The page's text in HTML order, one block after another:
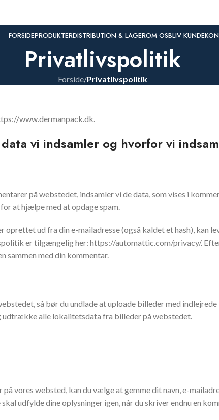
FORSIDEPRODUKTERDISTRIBUTION & LAGEROM OSBLIV KUNDE
Privatlivspolitik
Forside/Privatlivspolitik
www.dermanpack.dk.
vi indsamler og hvorfor vi
på webstedet, indsamler vi de data, som vises i
at hjælpe med at opdage spam.
oprettet ud fra din e-mailadresse (også kaldet et hash), kan
er tilgængelig her: https://automattic.com/privacy/.
med din kommentar.
så bør du undlade at uploade billeder med
udtrække alle lokalitetsdata fra billeder på webstedet.
vores websted, kan du vælge at gemme dit navn, e-
udfylde dine oplysninger igen, når du skriver endnu en